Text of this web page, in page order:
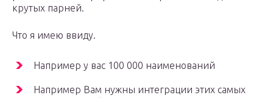
крутых парней.
Что я имею ввиду.
Например у вас 100 000 наименований
Например Вам нужны интеграции этих самых